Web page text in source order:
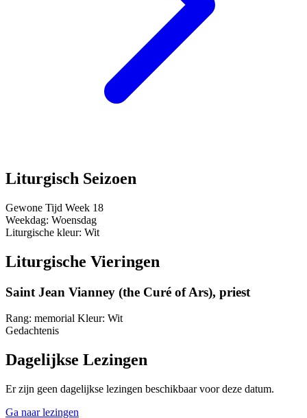
Liturgisch Seizoen
Gewone Tijd Week 18
Weekdag: Woensdag
Liturgische kleur: Wit
Liturgische Vieringen
Saint Jean Vianney (the Curé of Ars), priest
Rang: memorial Kleur: Wit
Gedachtenis
Dagelijkse Lezingen
Er zijn geen dagelijkse lezingen beschikbaar voor deze datum.
Ga naar lezingen